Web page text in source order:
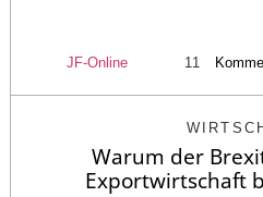
JF-Online 11
Warum der
Exportwirtschaft